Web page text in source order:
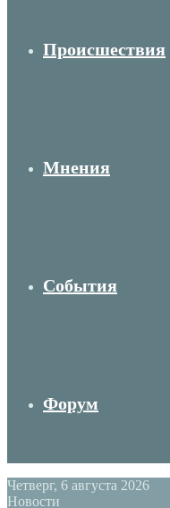
Происшествия
Мнения
События
Форум
Четверг, 6 августа 2026
Новости